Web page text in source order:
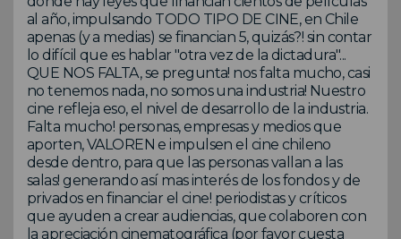
al año, impulsando TODO TIPO DE CINE, en Chile
apenas (y a medias) se financian 5, quizás?! sin contar
lo difícil que es hablar "otra vez de la dictadura"...
QUE NOS FALTA, se pregunta! nos falta mucho, casi
no tenemos nada, no somos una industria! Nuestro
cine refleja eso, el nivel de desarrollo de la industria.
Falta mucho! personas, empresas y medios que
aporten, VALOREN e impulsen el cine chileno
desde dentro, para que las personas vallan a las
salas! generando así mas interés de los fondos y de
privados en financiar el cine! periodistas y críticos
que ayuden a crear audiencias, que colaboren con
la apreciación cinematográfica (por favor cuesta